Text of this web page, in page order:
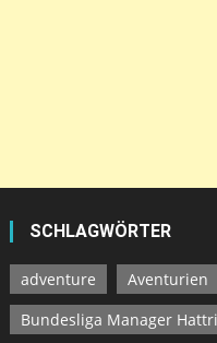
SCHLAGWÖRTER
adventure Aventurien
Bundesliga Manager